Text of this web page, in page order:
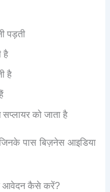
पड़ती
है
है
को जाता है
पास बिज़नेस आइडिया
आवेदन कैसे करें?